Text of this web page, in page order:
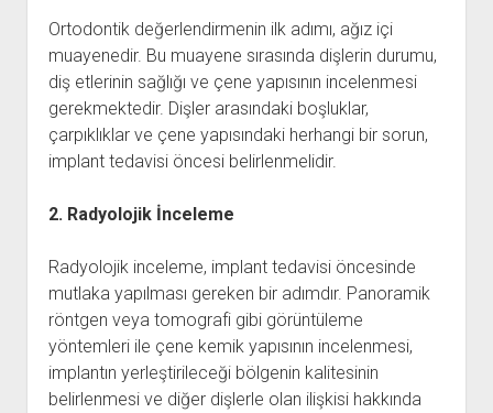
Ortodontik değerlendirmenin ilk adımı, ağız içi
muayenedir. Bu muayene sırasında dişlerin durumu,
diş etlerinin sağlığı ve çene yapısının incelenmesi
gerekmektedir. Dişler arasındaki boşluklar,
çarpıklıklar ve çene yapısındaki herhangi bir sorun,
implant tedavisi öncesi belirlenmelidir.
2. Radyolojik İnceleme
Radyolojik inceleme, implant tedavisi öncesinde
mutlaka yapılması gereken bir adımdır. Panoramik
röntgen veya tomografi gibi görüntüleme
yöntemleri ile çene kemik yapısının incelenmesi,
implantın yerleştirileceği bölgenin kalitesinin
belirlenmesi ve diğer dişlerle olan ilişkisi hakkında